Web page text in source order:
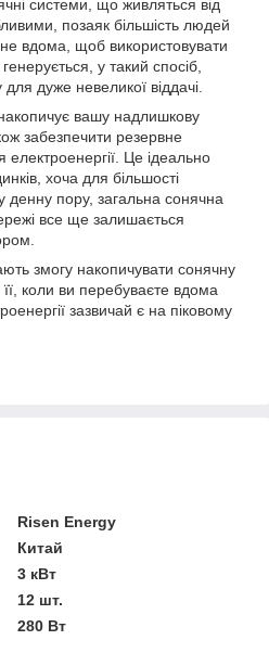
системи, що живляться від
позаяк більшість людей
вдома, щоб використовувати
у такий спосіб,
дуже невеликої віддачі.
вашу надлишкову
забезпечити резервне
Це ідеально
хоча для більшості
денну пору, загальна сонячна
все ще залишається
змогу накопичувати сонячну
коли ви перебуваєте вдома
зазвичай є на піковому
Risen Energy
Китай
3 кВт
12 шт.
280 Вт